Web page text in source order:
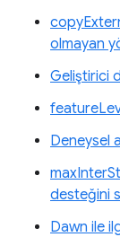
olmayan
Geliştirici
Deneysel
desteğini
Dawn ile